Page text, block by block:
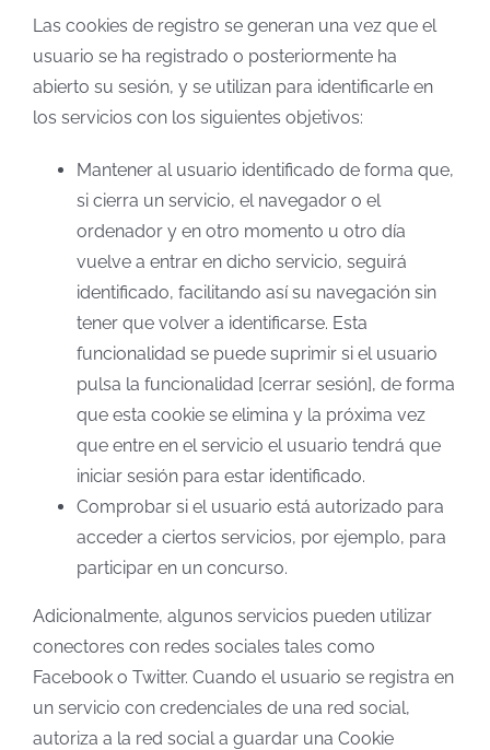
Las cookies de registro se generan una vez que el
usuario se ha registrado o posteriormente ha
abierto su sesión, y se utilizan para identificarle en
los servicios con los siguientes objetivos:
Mantener al usuario identificado de forma que,
si cierra un servicio, el navegador o el
ordenador y en otro momento u otro día
vuelve a entrar en dicho servicio, seguirá
identificado, facilitando así su navegación sin
tener que volver a identificarse. Esta
funcionalidad se puede suprimir si el usuario
pulsa la funcionalidad [cerrar sesión], de forma
que esta cookie se elimina y la próxima vez
que entre en el servicio el usuario tendrá que
iniciar sesión para estar identificado.
Comprobar si el usuario está autorizado para
acceder a ciertos servicios, por ejemplo, para
participar en un concurso.
Adicionalmente, algunos servicios pueden utilizar
conectores con redes sociales tales como
Facebook o Twitter. Cuando el usuario se registra en
un servicio con credenciales de una red social,
autoriza a la red social a guardar una Cookie